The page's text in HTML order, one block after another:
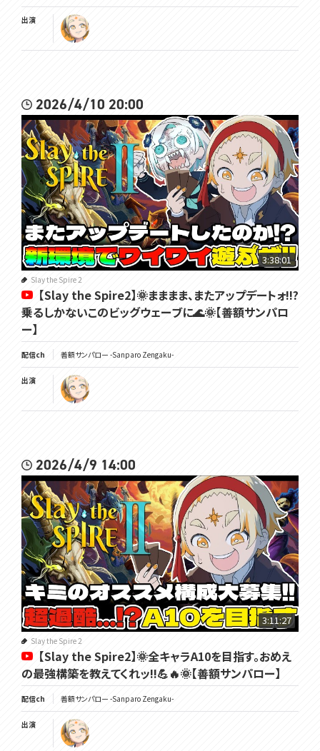
出演
2026/4/10 20:00
3:38:01
Slay the Spire 2
【Slay the Spire2】🌞まままま、またアップデートォ!!?
乗るしかないこのビッグウェーブに🌊🌞【善額サンパロ
ー】
配信ch 善額サンパロー -Sanparo Zengaku-
出演
2026/4/9 14:00
3:11:27
Slay the Spire 2
【Slay the Spire2】🌞全キャラA10を目指す。おめえ
の最強構築を教えてくれッ!!💪🔥🌞【善額サンパロー】
配信ch 善額サンパロー -Sanparo Zengaku-
出演